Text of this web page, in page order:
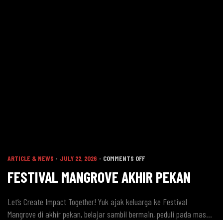
ARTICLE & NEWS JULY 22, 2026 COMMENTS OFF
FESTIVAL MANGROVE AKHIR PEKAN
Let’s Create Impact Together! Yuk ajak keluarga ke Festival
Mangrove di akhir pekan, belajar sambil bermain, peduli pada masa